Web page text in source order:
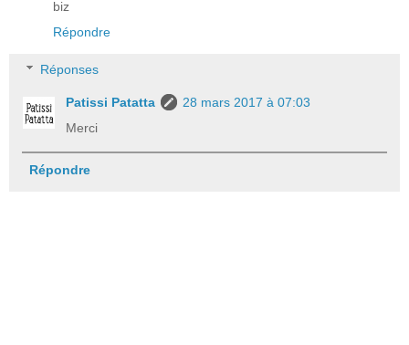
biz
Répondre
Réponses
Patissi Patatta
28 mars 2017 à 07:03
Merci
Répondre